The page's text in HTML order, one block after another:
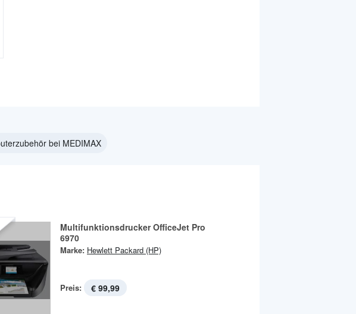
bei MEDIMAX
Multifunktionsdrucker OfficeJet Pro
6970
Marke: Hewlett Packard (HP)
Preis: € 99,99